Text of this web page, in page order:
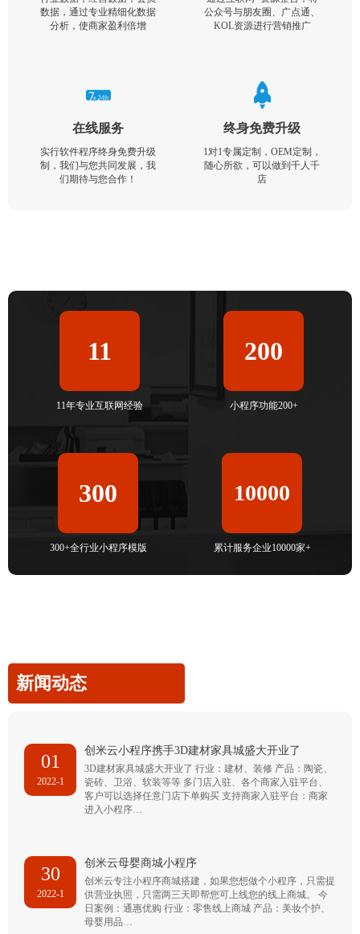
数据，通过专业精细化数据
分析，使商家盈利倍增
公众号与朋友圈、广点通、
KOL资源进行营销推广
在线服务
实行软件程序终身免费升级
制，我们与您共同发展，我
们期待与您合作！
终身免费升级
1对1专属定制，OEM定制，
随心所欲，可以做到千人千
店
11
11年专业互联网经验
200
小程序功能200+
300
300+全行业小程序模版
10000
累计服务企业10000家+
新闻动态
01
2022-1
创米云小程序携手3D建材家具城盛大开业了
3D建材家具城盛大开业了 行业：建材、装修 产品：陶瓷、
瓷砖、卫浴、软装等等 多门店入驻、各个商家入驻平台、
客户可以选择任意门店下单购买 支持商家入驻平台：商家
进入小程序…
30
2022-1
创米云母婴商城小程序
创米云专注小程序商城搭建，如果您想做个小程序，只需提
供营业执照，只需两三天即帮您可上线您的线上商城。 今
日案例：通惠优购 行业：零售线上商城 产品：美妆个护、
母婴用品…